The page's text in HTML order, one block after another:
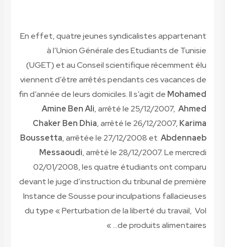
En effet, quatre jeunes syndicalistes appartenant
à l’Union Générale des Etudiants de Tunisie
(UGET) et au Conseil scientifique récemment élu
viennent d’être arrêtés pendants ces vacances de
fin d’année de leurs domiciles. Il s’agit de Mohamed
Amine Ben Ali, arrêté le 25/12/2007,Ahmed
Chaker Ben Dhia, arrêté le 26/12/2007, Karima
Boussetta, arrêtée le 27/12/2008 et Abdennaeb
Messaoudi, arrêté le 28/12/2007. Le mercredi
02/01/2008, les quatre étudiants ont comparu
devant le juge d’instruction du tribunal de première
Instance de Sousse pour inculpations fallacieuses
du type « Perturbation de la liberté du travail, Vol
de produits alimentaires… »